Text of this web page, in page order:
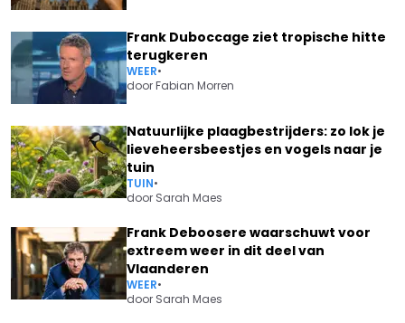
Frank Duboccage ziet tropische hitte
terugkeren
WEER•
doorFabian Morren
Natuurlijke plaagbestrijders: zo lok je
lieveheersbeestjes en vogels naar je
tuin
TUIN•
door Sarah Maes
Frank Deboosere waarschuwt voor
extreem weer in dit deel van
Vlaanderen
WEER•
door Sarah Maes